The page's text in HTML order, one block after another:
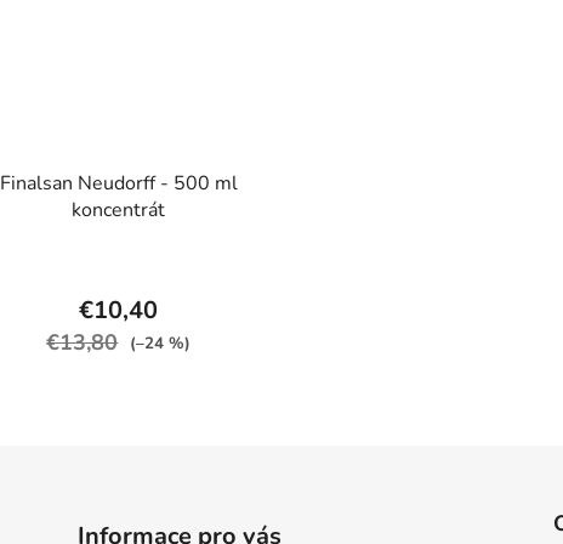
Finalsan Neudorff - 500 ml
koncentrát
€10,40
€13,80 (–24 %)
Informace pro vás